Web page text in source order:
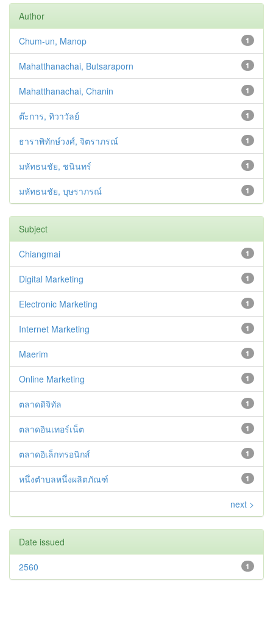
Author
1
Chum-un, Manop
1
Mahatthanachai, Butsaraporn
1
Mahatthanachai, Chanin
1
ต๊ะการ, ทิวาวัลย์
1
ธาราพิทักษ์วงศ์, จิตราภรณ์
1
มหัทธนชัย, ชนินทร์
1
มหัทธนชัย, บุษราภรณ์
Subject
1
Chiangmai
1
Digital Marketing
1
Electronic Marketing
1
Internet Marketing
1
Maerim
1
Online Marketing
1
ตลาดดิจิทัล
1
ตลาดอินเทอร์เน็ต
1
ตลาดอิเล็กทรอนิกส์
1
หนึ่งตำบลหนึ่งผลิตภัณฑ์
next >
Date issued
1
2560